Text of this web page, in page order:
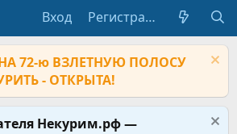
Вход Регистрация
72-ю ВЗЛЕТНУЮ ПОЛОСУ
- ОТКРЫТА!
Некурим.рф —